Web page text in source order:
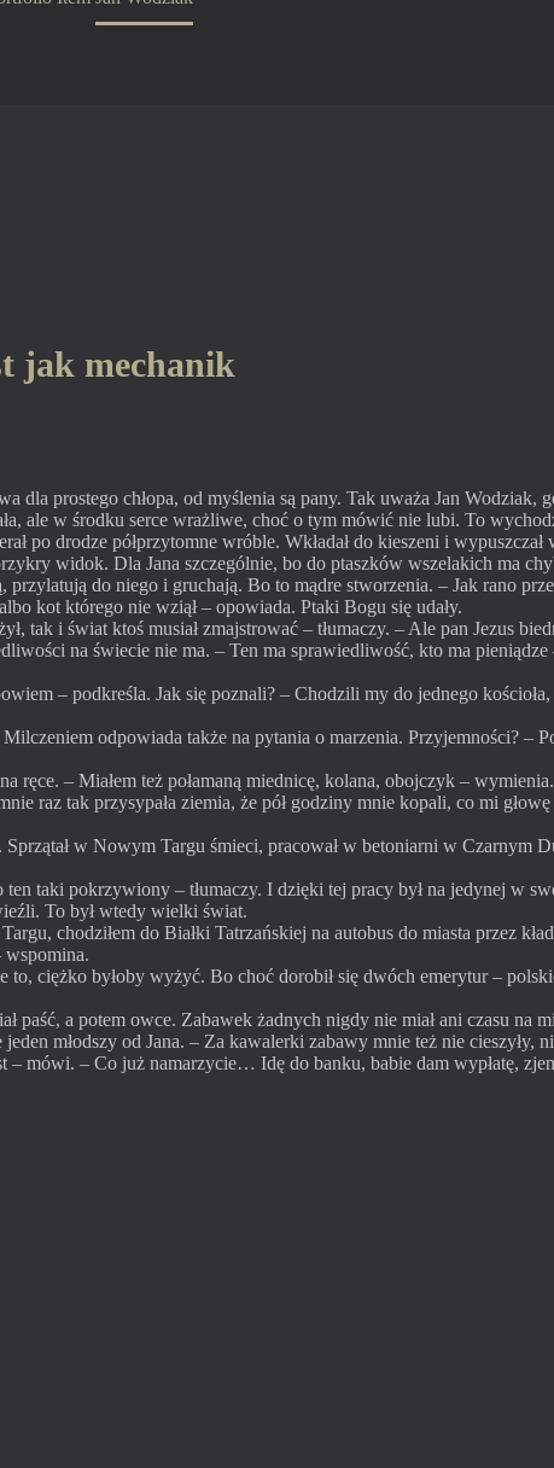
jak mechanik
dla prostego chłopa, od myślenia są pany. Tak uważa Jan Wodziak,
ale w środku serce wrażliwe, choć o tym mówić nie lubi. To
po drodze półprzytomne wróble. Wkładał do kieszeni i
widok. Dla Jana szczególnie, bo do ptaszków wszelakich ma
do niego i gruchają. Bo to mądre stworzenia. – Jak rano
kot którego nie wziął – opowiada. Ptaki Bogu się udały.
tak i świat ktoś musiał zmajstrować – tłumaczy. – Ale pan Jezus
na świecie nie ma. – Ten ma sprawiedliwość, kto ma
– podkreśla. Jak się poznali? – Chodzili my do jednego
odpowiada także na pytania o marzenia. Przyjemności? –
ręce. – Miałem też połamaną miednicę, kolana, obojczyk –
raz tak przysypała ziemia, że pół godziny mnie kopali, co mi
w Nowym Targu śmieci, pracował w betoniarni w Czarnym
taki pokrzywiony – tłumaczy. I dzięki tej pracy był na jedynej w
To był wtedy wielki świat.
chodziłem do Białki Tatrzańskiej na autobus do miasta przez
wspomina.
ciężko byłoby wyżyć. Bo choć dorobił się dwóch emerytur –
paść, a potem owce. Zabawek żadnych nigdy nie miał ani czasu na
młodszy od Jana. – Za kawalerki zabawy mnie też nie cieszyły,
mówi. – Co już namarzycie… Idę do banku, babie dam wypłatę,